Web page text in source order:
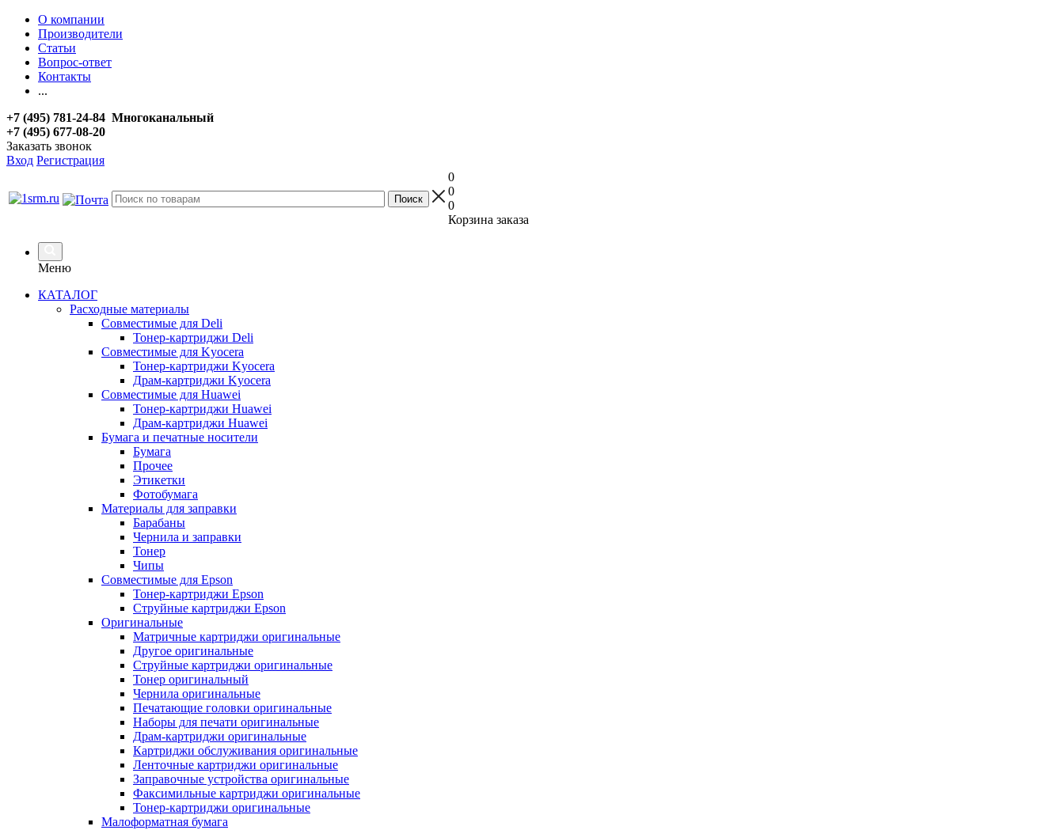
О компании
Производители
Статьи
Вопрос-ответ
Контакты
...
+7 (495) 781-24-84 Многоканальный
+7 (495) 677-08-20
Заказать звонок
Вход Регистрация
0
0
0
Корзина заказа
Меню
КАТАЛОГ
Расходные материалы
Совместимые для Deli
Тонер-картриджи Deli
Совместимые для Kyocera
Тонер-картриджи Kyocera
Драм-картриджи Kyocera
Совместимые для Huawei
Тонер-картриджи Huawei
Драм-картриджи Huawei
Бумага и печатные носители
Бумага
Прочее
Этикетки
Фотобумага
Материалы для заправки
Барабаны
Чернила и заправки
Тонер
Чипы
Совместимые для Epson
Тонер-картриджи Epson
Струйные картриджи Epson
Оригинальные
Матричные картриджи оригинальные
Другое оригинальные
Струйные картриджи оригинальные
Тонер оригинальный
Чернила оригинальные
Печатающие головки оригинальные
Наборы для печати оригинальные
Драм-картриджи оригинальные
Картриджи обслуживания оригинальные
Ленточные картриджи оригинальные
Заправочные устройства оригинальные
Факсимильные картриджи оригинальные
Тонер-картриджи оригинальные
Малоформатная бумага